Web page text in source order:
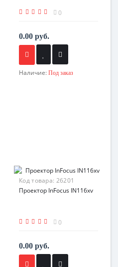
0
0.00 руб.
Наличие: Под заказ
Код товара: 26201
Проектор InFocus IN116xv
0
0.00 руб.